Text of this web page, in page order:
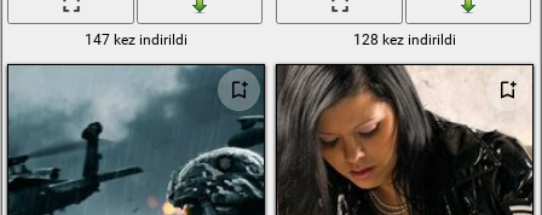
147 kez indirildi 128 kez indirildi